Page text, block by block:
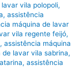
vila polopoli,
,assistência
máquina de lavar
vila regente feijó,
,assistência máquina
lavar vila sabrina,
,assistência